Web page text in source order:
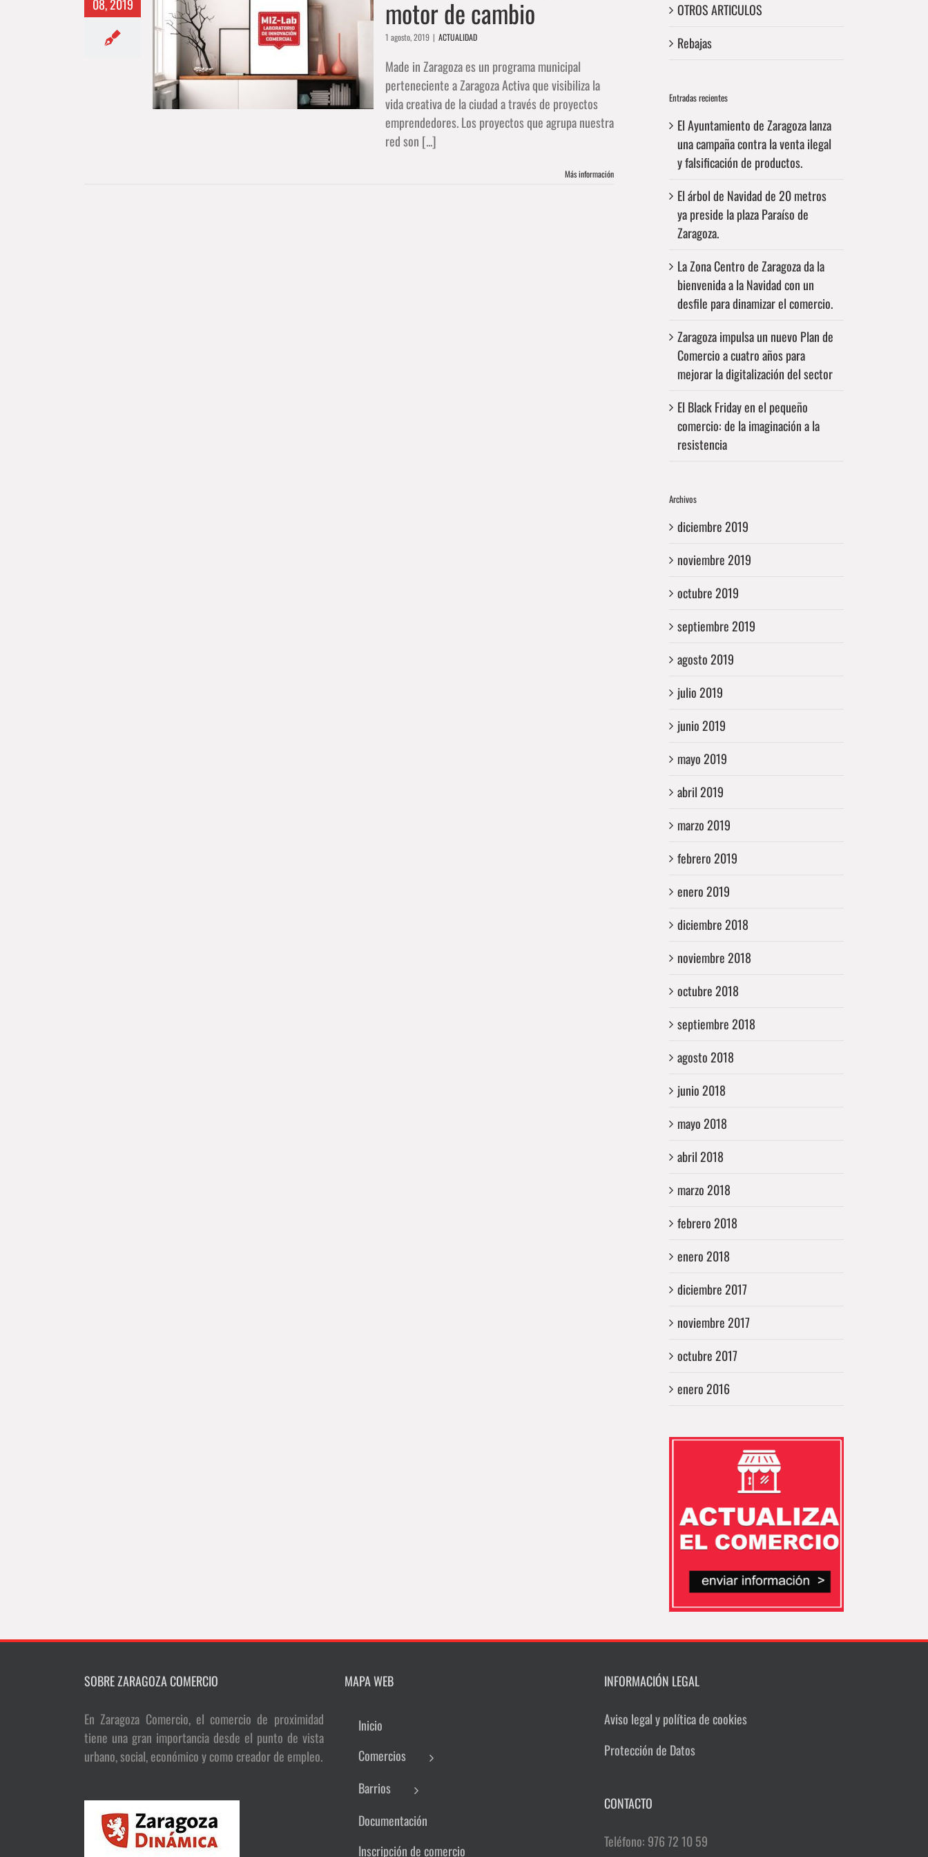
08, 2019
como motor de
motor de cambio
1 agosto, 2019 | ACTUALIDAD
Made in Zaragoza es un programa municipal
perteneciente a Zaragoza Activa que visibiliza la
vida creativa de la ciudad a través de proyectos
emprendedores. Los proyectos que agrupa nuestra
red son [...]
Más información
OTROS ARTICULOS
Rebajas
Entradas recientes
El Ayuntamiento de Zaragoza lanza
una campaña contra la venta ilegal
y falsificación de productos.
El árbol de Navidad de 20 metros
ya preside la plaza Paraíso de
Zaragoza.
La Zona Centro de Zaragoza da la
bienvenida a la Navidad con un
desfile para dinamizar el comercio.
Zaragoza impulsa un nuevo Plan de
Comercio a cuatro años para
mejorar la digitalización del sector
El Black Friday en el pequeño
comercio: de la imaginación a la
resistencia
Archivos
diciembre 2019
noviembre 2019
octubre 2019
septiembre 2019
agosto 2019
julio 2019
junio 2019
mayo 2019
abril 2019
marzo 2019
febrero 2019
enero 2019
diciembre 2018
noviembre 2018
octubre 2018
septiembre 2018
agosto 2018
junio 2018
mayo 2018
abril 2018
marzo 2018
febrero 2018
enero 2018
diciembre 2017
noviembre 2017
octubre 2017
enero 2016
SOBRE ZARAGOZA COMERCIO
En Zaragoza Comercio, el comercio de proximidad
tiene una gran importancia desde el punto de vista
urbano, social, económico y como creador de empleo.
MAPA WEB
Inicio
Comercios
Barrios
Documentación
Inscripción de comercio
INFORMACIÓN LEGAL
Aviso legal y política de cookies
Protección de Datos
CONTACTO
Teléfono: 976 72 10 59